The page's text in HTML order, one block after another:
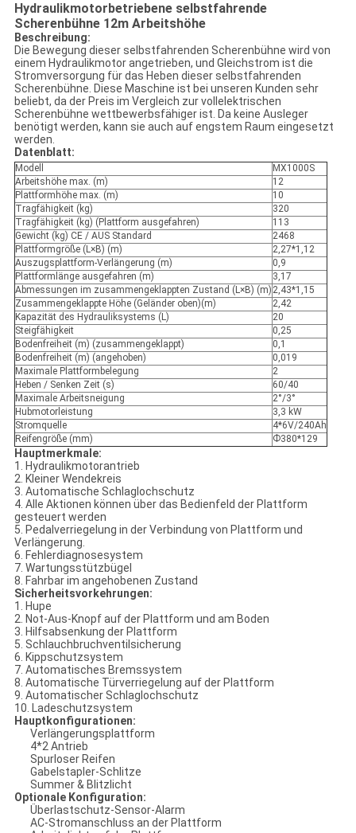
Hydraulikmotorbetriebene selbstfahrende
Scherenbühne 12m Arbeitshöhe
Beschreibung:
Die Bewegung dieser selbstfahrenden Scherenbühne wird von
einem Hydraulikmotor angetrieben, und Gleichstrom ist die
Stromversorgung für das Heben dieser selbstfahrenden
Scherenbühne. Diese Maschine ist bei unseren Kunden sehr
beliebt, da der Preis im Vergleich zur vollelektrischen
Scherenbühne wettbewerbsfähiger ist. Da keine Ausleger
benötigt werden, kann sie auch auf engstem Raum eingesetzt
werden.
Datenblatt:
Modell
MX1000S
Arbeitshöhe max. (m)
12
Plattformhöhe max. (m)
10
Tragfähigkeit (kg)
320
Tragfähigkeit (kg) (Plattform ausgefahren)
113
Gewicht (kg) CE / AUS Standard
2468
Plattformgröße (L×B) (m)
2,27*1,12
Auszugsplattform-Verlängerung (m)
0,9
Plattformlänge ausgefahren (m)
3,17
Abmessungen im zusammengeklappten Zustand (L×B) (m) 2,43*1,15
Zusammengeklappte Höhe (Geländer oben)(m)
2,42
Kapazität des Hydrauliksystems (L)
20
Steigfähigkeit
0,25
Bodenfreiheit (m) (zusammengeklappt)
0,1
Bodenfreiheit (m) (angehoben)
0,019
Maximale Plattformbelegung
2
Heben / Senken Zeit (s)
60/40
Maximale Arbeitsneigung
2°/3°
Hubmotorleistung
3,3 kW
Stromquelle
4*6V/240Ah
Reifengröße (mm)
Ф380*129
Hauptmerkmale:
1. Hydraulikmotorantrieb
2. Kleiner Wendekreis
3. Automatische Schlaglochschutz
4. Alle Aktionen können über das Bedienfeld der Plattform
gesteuert werden
5. Pedalverriegelung in der Verbindung von Plattform und
Verlängerung.
6. Fehlerdiagnosesystem
7. Wartungsstützbügel
8. Fahrbar im angehobenen Zustand
Sicherheitsvorkehrungen:
1. Hupe
2. Not-Aus-Knopf auf der Plattform und am Boden
3. Hilfsabsenkung der Plattform
5. Schlauchbruchventilsicherung
6. Kippschutzsystem
7. Automatisches Bremssystem
8. Automatische Türverriegelung auf der Plattform
9. Automatischer Schlaglochschutz
10. Ladeschutzsystem
Hauptkonfigurationen:
Verlängerungsplattform
4*2 Antrieb
Spurloser Reifen
Gabelstapler-Schlitze
Summer & Blitzlicht
Optionale Konfiguration:
Überlastschutz-Sensor-Alarm
AC-Stromanschluss an der Plattform